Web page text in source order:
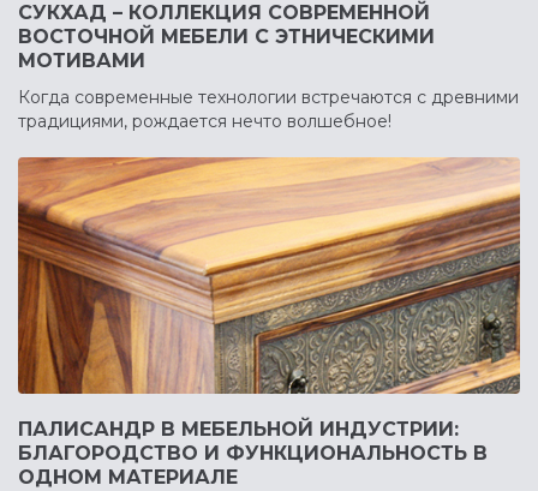
СУКХАД – КОЛЛЕКЦИЯ СОВРЕМЕННОЙ
ВОСТОЧНОЙ МЕБЕЛИ С ЭТНИЧЕСКИМИ
МОТИВАМИ
Когда современные технологии встречаются с древними
традициями, рождается нечто волшебное!
ПАЛИСАНДР В МЕБЕЛЬНОЙ ИНДУСТРИИ:
БЛАГОРОДСТВО И ФУНКЦИОНАЛЬНОСТЬ В
ОДНОМ МАТЕРИАЛЕ